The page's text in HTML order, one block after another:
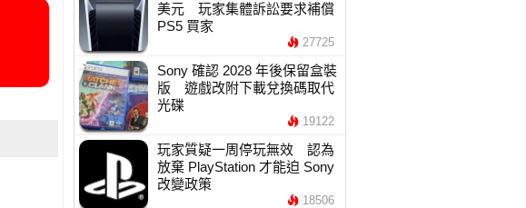
美元 玩家集體訴訟要求補償
PS5 買家
27725
Sony 確認 2028 年後保留盒裝
版 遊戲改附下載兌換碼取代
光碟
19122
玩家質疑一周停玩無效 認為
放棄 PlayStation 才能迫 Sony
改變政策
18506